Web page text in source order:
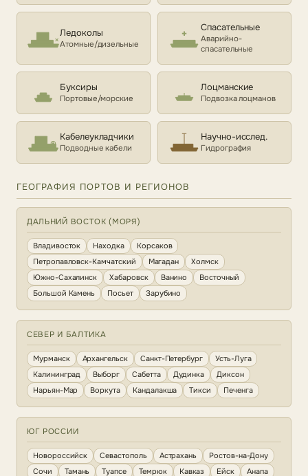
Ледоколы
Атомные/дизельные
Спасательные
Аварийно-
спасательные
Буксиры
Портовые/морские
Лоцманские
Подвозка лоцманов
Кабелеукладчики
Подводные кабели
Научно-исслед.
Гидрография
ГЕОГРАФИЯ ПОРТОВ И РЕГИОНОВ
ДАЛЬНИЙ ВОСТОК (МОРЯ)
Владивосток Находка
Корсаков
Петропавловск-Камчатский
Магадан
Холмск
Южно-Сахалинск
Хабаровск Ванино
Восточный
Большой Камень
Посьет Зарубино
СЕВЕР И БАЛТИКА
Мурманск Архангельск Санкт-Петербург
Усть-Луга
Калининград
Выборг Сабетта Дудинка
Диксон
Нарьян-Мар
Воркута Кандалакша Тикси Печенга
ЮГ РОССИИ
Новороссийск Севастополь Астрахань
Ростов-на-Дону
Сочи
Тамань Туапсе Темрюк Кавказ Ейск Анапа